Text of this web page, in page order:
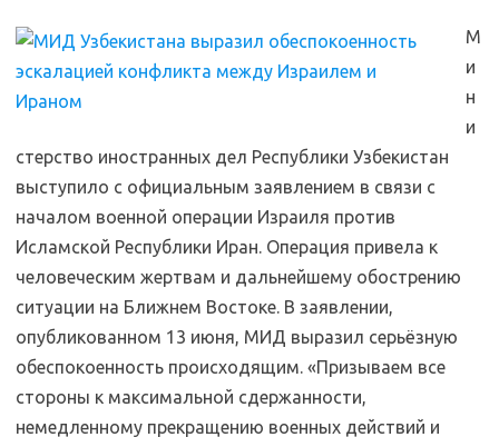
М
и
н
и
стерство иностранных дел Республики Узбекистан
выступило с официальным заявлением в связи с
началом военной операции Израиля против
Исламской Республики Иран. Операция привела к
человеческим жертвам и дальнейшему обострению
ситуации на Ближнем Востоке. В заявлении,
опубликованном 13 июня, МИД выразил серьёзную
обеспокоенность происходящим. «Призываем все
стороны к максимальной сдержанности,
немедленному прекращению военных действий и